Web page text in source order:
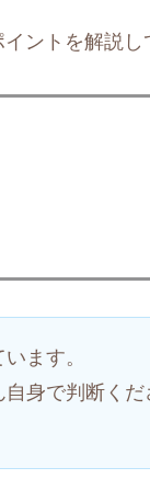
ントを解説し
ます。
身で判断くだ